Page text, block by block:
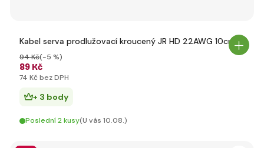
Kabel serva prodlužovací kroucený JR HD 22AWG 10cm
89 Kč
94 Kč(-5 %)
74 Kč bez DPH
+ 3 body
Poslední 2 kusy(U vás 10.08.)